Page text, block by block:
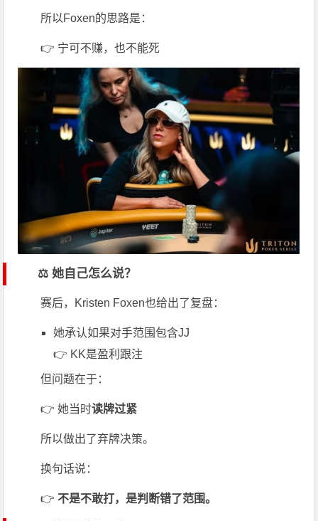
所以Foxen的思路是：
👉 宁可不赚，也不能死
⚖️ 她自己怎么说？
赛后， Kristen Foxen也给出了复盘：
她承认如果对手范围包含JJ
👉 KK是盈利跟注
但问题在于：
👉 她当时读牌过紧
所以做出了弃牌决策。
换句话说：
👉不是不敢打，是判断错了范围。